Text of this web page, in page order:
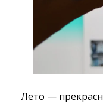
Лето —